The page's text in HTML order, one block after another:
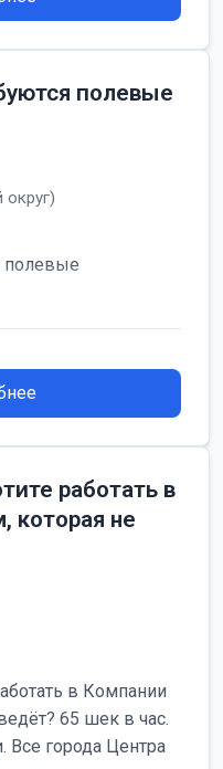
полевые
полевые
работать в
которая не
в Компании
65 шек в час.
Все города Центра